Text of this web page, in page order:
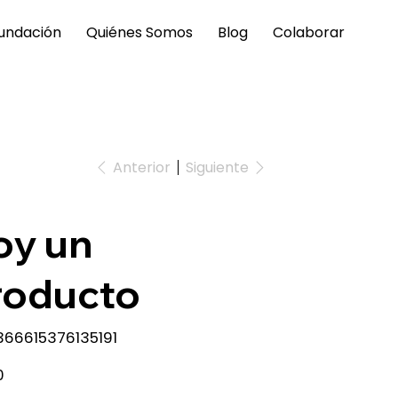
Quiénes Somos Blog Colaborar
Anterior Siguiente
un